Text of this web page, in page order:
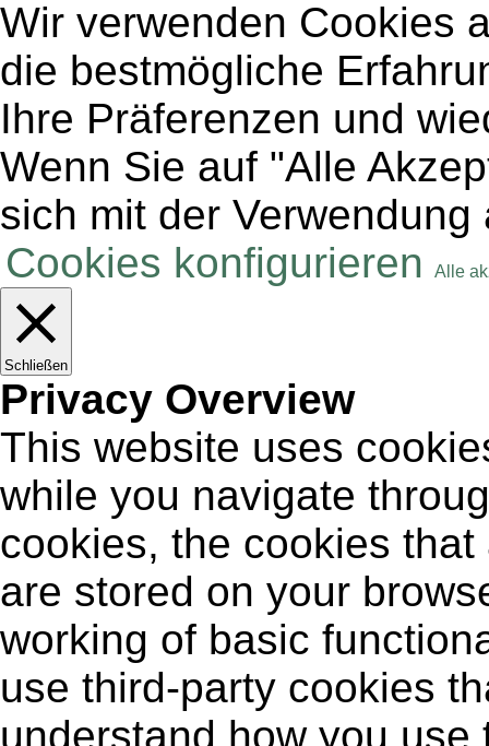
Wir verwenden Cookies
die bestmögliche
Ihre Präferenzen und
Wenn Sie auf "Alle
sich mit der
Cookies konfigurieren
Alle
Schließen
Privacy Overview
This website uses
while you navigate
cookies, the cookies
are stored on your
working of basic
use third-party cookies
understand how you